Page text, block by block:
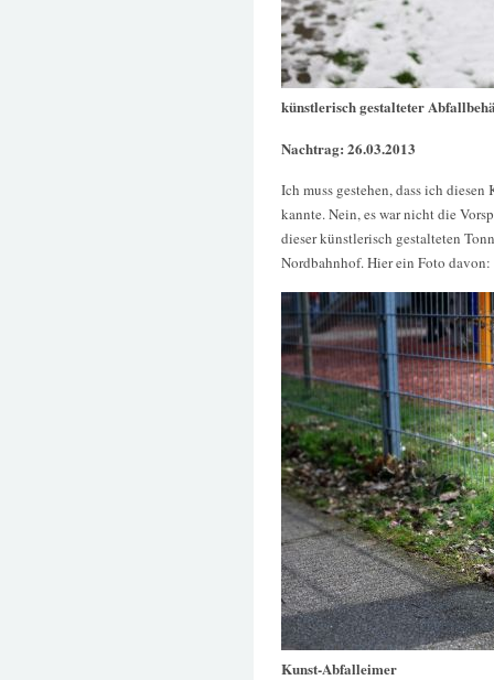
künstlerisch gestalteter
Nachtrag: 26.03.2013
Ich muss gestehen, dass ich
kannte. Nein, es war nicht die
dieser künstlerisch gestalteten
Nordbahnhof. Hier ein Foto davon:
Kunst-Abfalleimer